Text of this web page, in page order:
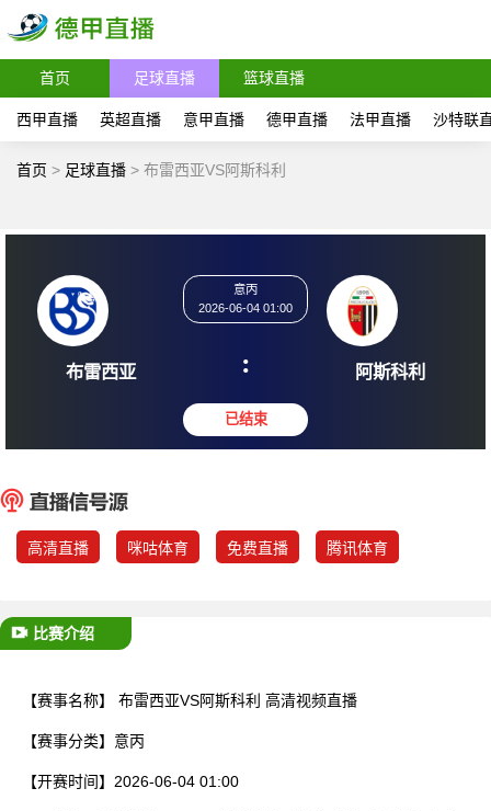
首页 足球直播 篮球直播
西甲直播 英超直播 意甲直播 德甲直播 法甲直播 沙特联
首页 > 足球直播 > 布雷西亚VS阿斯科利
布雷西亚
2026-06-04 01:00
: 阿斯
高清直播 咪咕体育 免费直播 腾讯体育
比赛介绍
【赛事名称】 布雷西亚VS阿斯科利 高清视频直播
【赛事分类】 意丙
【开赛时间】 2026-06-04 01:00